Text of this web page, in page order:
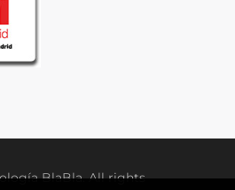
BlaBla. All rights